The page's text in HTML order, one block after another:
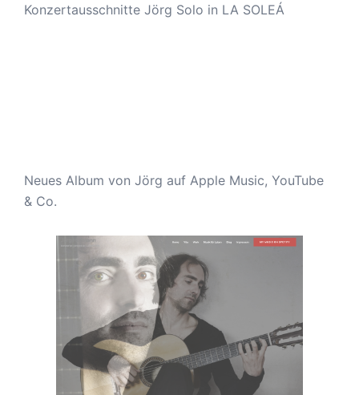
Konzertausschnitte Jörg Solo in LA SOLEÁ
Neues Album von Jörg auf Apple Music, YouTube
& Co.